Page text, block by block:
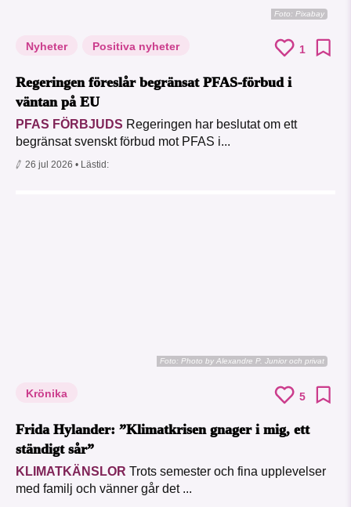
Foto: Pixabay
Nyheter Positiva nyheter 1
Regeringen föreslår begränsat PFAS-förbud i
väntan på EU
PFAS FÖRBJUDS Regeringen har beslutat om ett
begränsat svenskt förbud mot PFAS i...
26 jul 2026 • Lästid:
Foto: Photo by Alexandre P. Junior och privat
Krönika 5
Frida Hylander: ”Klimatkrisen gnager i mig, ett
ständigt sår”
KLIMATKÄNSLOR Trots semester och fina upplevelser
med familj och vänner går det ...